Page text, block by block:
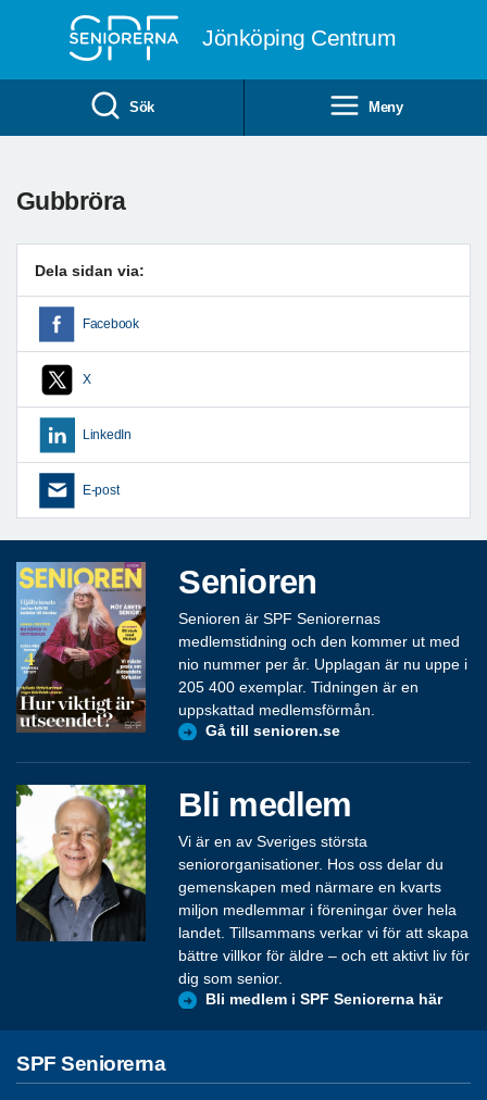
Jönköping Centrum
Sök Meny
Gubbröra
Dela sidan via:
Facebook
X
LinkedIn
E-post
Senioren
Senioren är SPF Seniorernas
medlemstidning och den kommer ut med
nio nummer per år. Upplagan är nu uppe i
205 400 exemplar. Tidningen är en
uppskattad medlemsförmån.
Gå till senioren.se
Bli medlem
Vi är en av Sveriges största
seniororganisationer. Hos oss delar du
gemenskapen med närmare en kvarts
miljon medlemmar i föreningar över hela
landet. Tillsammans verkar vi för att skapa
bättre villkor för äldre – och ett aktivt liv för
dig som senior.
Bli medlem i SPF Seniorerna här
SPF Seniorerna